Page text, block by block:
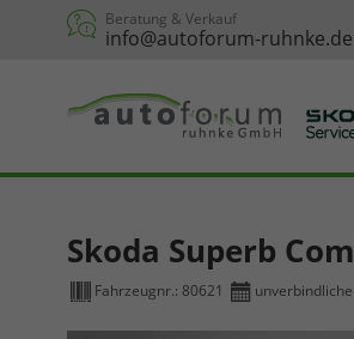
Beratung & Verkauf
info@autoforum-ruhnke.de
Skoda Superb
Fahrzeugnr.: 80621